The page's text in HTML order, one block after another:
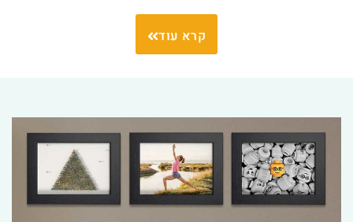
קרא עוד